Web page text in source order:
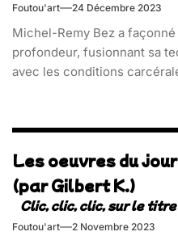
Foutou'art 24 Décembre 2023
Michel-Remy Bez a
profondeur, fusionnant sa
avec les conditions
Les oeuvres du
(par Gilbert K.)
Foutou'art 2 Novembre 2023